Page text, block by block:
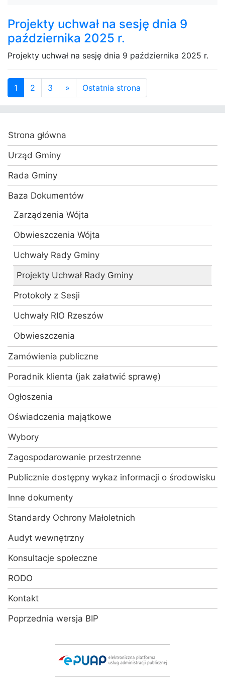
Projekty uchwał na sesję dnia 9
października 2025 r.
Projekty uchwał na sesję dnia 9 października 2025 r.
1 (current)
2 3 » Ostatnia strona
Strona główna
Urząd Gminy
Rada Gminy
Baza Dokumentów
Zarządzenia Wójta
Obwieszczenia Wójta
Uchwały Rady Gminy
Projekty Uchwał Rady Gminy
Protokoły z Sesji
Uchwały RIO Rzeszów
Obwieszczenia
Zamówienia publiczne
Poradnik klienta (jak załatwić sprawę)
Ogłoszenia
Oświadczenia majątkowe
Wybory
Zagospodarowanie przestrzenne
Publicznie dostępny wykaz informacji o środowisku
Inne dokumenty
Standardy Ochrony Małoletnich
Audyt wewnętrzny
Konsultacje społeczne
RODO
Kontakt
Poprzednia wersja BIP